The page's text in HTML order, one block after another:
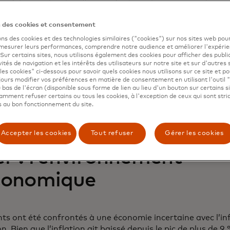
à organiser la même vente dans chaque magasin.
l’expérimentation commerciale, une méthodologie qui
les plus rentables possibles en testant des idées sur le
d’amélioration spécifiques. Tout comme une
consiste à développer une hypothèse et à utiliser
étaient correctes ou incorrectes. En testant,
de tarification, améliorer leurs promotions et cibler
magasins en toute confiance.
s’adaptent non seulement aux saisons
réagissent à l’évolution de l’économie.
: l’environnement
ont été confrontés à une économie incertaine avec
cookies et consentement
des cookies et des technologies similaires ("cookies") sur nos sites web
leurs performances, comprendre notre audience et améliorer
certains sites, nous utilisons également des cookies pour afficher des
de navigation et les intérêts des utilisateurs sur notre site et sur d'autres
cookies" ci-dessous pour savoir quels cookies nous utilisons sur ce site et
modifier vos préférences en matière de consentement en utilisant l'outil
bas de l'écran (disponible sous forme de lien au lieu d'un bouton sur certains
refuser certains ou tous les cookies, à l'exception de ceux qui sont
au bon fonctionnement du site.
Accepter les cookies Tout refuser Gérer les cookies